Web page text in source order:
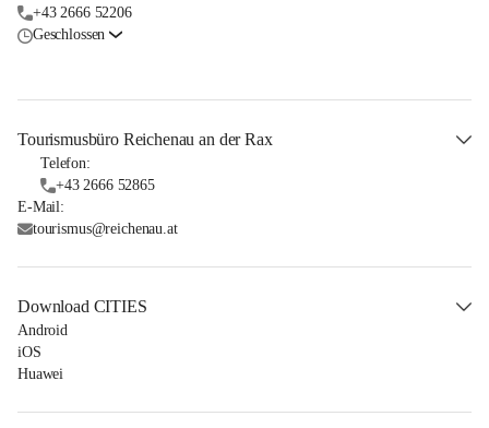
+43 2666 52206
Geschlossen
Tourismusbüro Reichenau an der Rax
Telefon:
+43 2666 52865
E-Mail:
tourismus@reichenau.at
Download CITIES
Android
iOS
Huawei